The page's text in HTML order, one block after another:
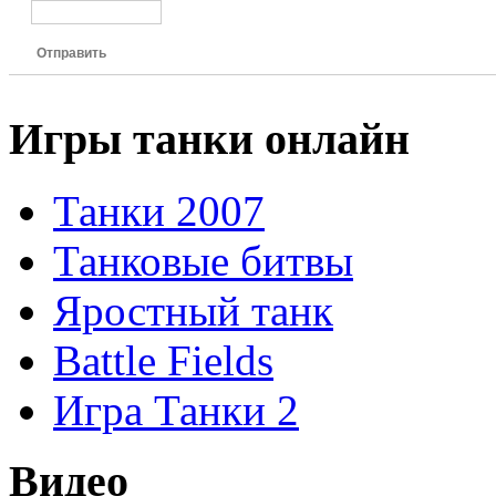
Отправить
Игры танки онлайн
Танки 2007
Танковые битвы
Яростный танк
Battle Fields
Игра Танки 2
Видео